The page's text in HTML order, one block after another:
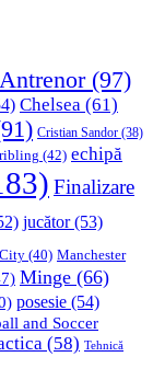
Antrenor(97)
Chelsea (61)
Cristian Sandor (38)
(42) echipă
Finalizare
jucător(53)
(40) Manchester
Minge (66)
posesie (54)
and Soccer
(58) Tehnică